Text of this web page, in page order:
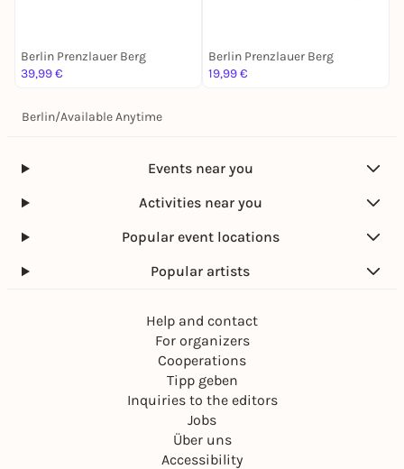
Berlin Prenzlauer Berg
39,99 €
Berlin Prenzlauer Berg
19,99 €
Berlin/Available Anytime
Events near you
Activities near you
Popular event locations
Popular artists
Help and contact
For organizers
Cooperations
Tipp geben
Inquiries to the editors
Jobs
Über uns
Accessibility